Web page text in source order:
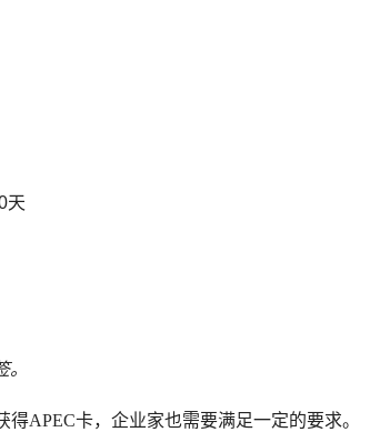
天
APEC卡，企业家也需要满足一定的要求。